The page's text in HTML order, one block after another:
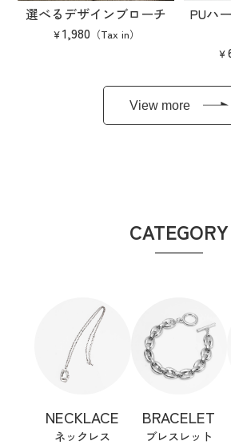
選べるデザインブローチ
1,980
PUハ
View more
CATEGORY
NECKLACE
ネックレス
BRACELET
ブレスレット